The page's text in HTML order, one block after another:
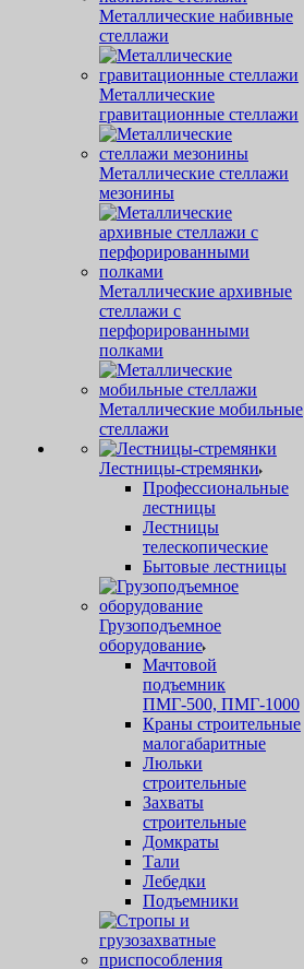
Металлические набивные
стеллажи
Металлические
гравитационные стеллажи
Металлические стеллажи
мезонины
Металлические архивные
стеллажи с
перфорированными
полками
Металлические мобильные
стеллажи
Лестницы-стремянки
Профессиональные
лестницы
Лестницы
телескопические
Бытовые лестницы
Грузоподъемное
оборудование
Мачтовой
подъемник
ПМГ-500, ПМГ-1000
Краны строительные
малогабаритные
Люльки
строительные
Захваты
строительные
Домкраты
Тали
Лебедки
Подъемники